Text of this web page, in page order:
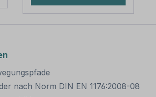
Muttern 2 Stück -
Unterlegscheiben Bitte
beachten Sie: Für eine
somit auch zwei
Schraubensätze
nach Norm DIN EN 1176:2008-08